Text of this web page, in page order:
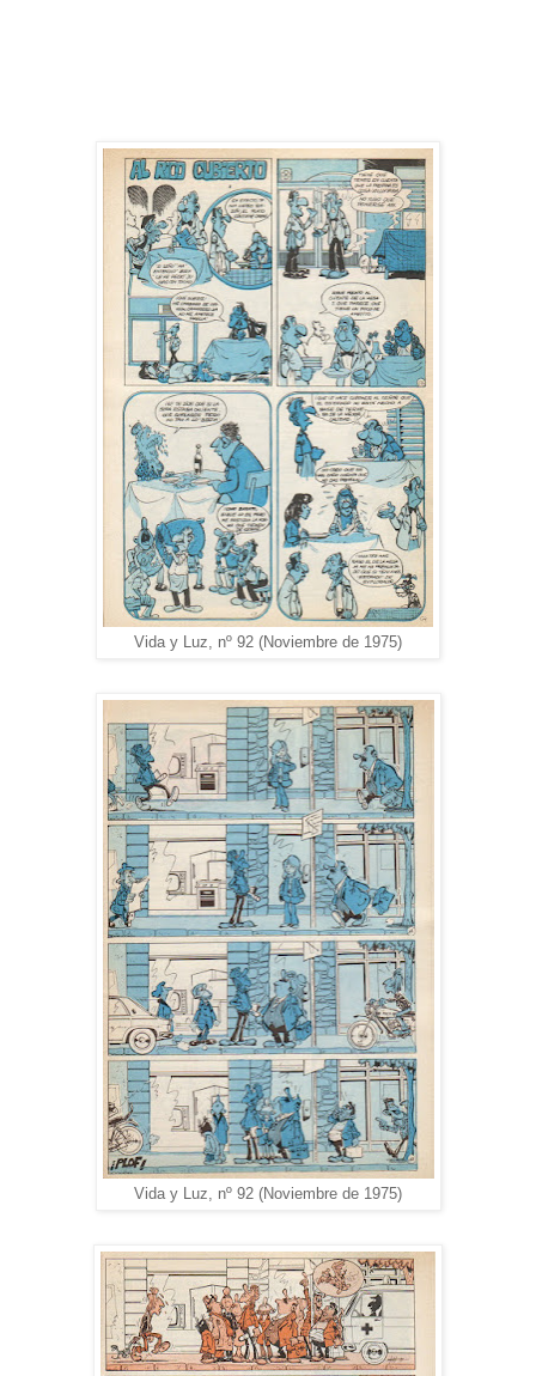
Vida y Luz, nº 92 (Noviembre de 1975)
Vida y Luz, nº 92 (Noviembre de 1975)